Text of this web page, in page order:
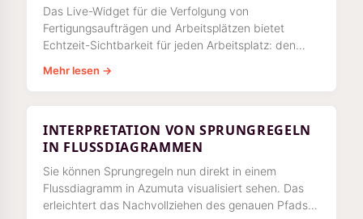
Das Live-Widget für die Verfolgung von
Fertigungsaufträgen und Arbeitsplätzen bietet
Echtzeit-Sichtbarkeit für jeden Arbeitsplatz: den
Arbeitsanweisung sowie Details in Echtzeit zu
Zeitangaben, Benutzern und Fortschritt.
Mehr lesen →
INTERPRETATION VON SPRUNGREGELN
IN FLUSSDIAGRAMMEN
Sie können Sprungregeln nun direkt in einem
Flussdiagramm in Azumuta visualisiert sehen. Das
erleichtert das Nachvollziehen des genauen Pfads,